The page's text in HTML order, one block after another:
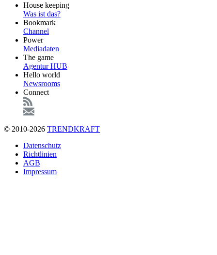
FooterHouse keeping
Was ist das?
Bookmark
Channel
Power
Mediadaten
The game
Agentur HUB
Hello world
Newsrooms
Connect
© 2010-2026 TRENDKRAFT
FußzeileDatenschutz
Richtlinien
AGB
Impressum